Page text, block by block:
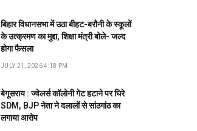
बिहार विधानसभा में उठा बीहट-बरौनी के स्कूलों
के उत्क्रमण का मुद्दा, शिक्षा मंत्री बोले- जल्द
होगा फैसला
JULY 21, 2026 4:18 PM
बेगूसराय : ज्वेलर्स कॉलोनी गेट हटाने पर घिरे
SDM, BJP नेता ने दलालों से सांठगांठ का
लगाया आरोप